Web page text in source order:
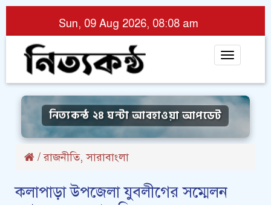
Sun, 09 Aug 2026, 08:08 am
Toggle
নিত্যকন্ঠ ২৪ ঘন্টা আবহাওয়া আপডেট
/রাজনীতি,সারাবাংলা
কলাপাড়া উপজেলা যুবলীগের সম্মেলন